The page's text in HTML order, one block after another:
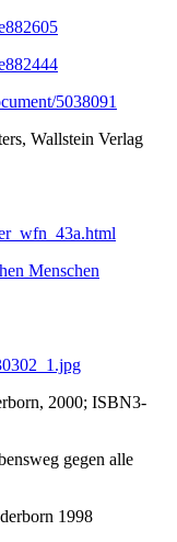
5038091
Wallstein Verlag
Menschen
2000; ISBN3-
gegen alle
1998